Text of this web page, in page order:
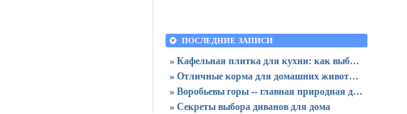
ПОСЛЕДНИЕ ЗАПИСИ
» Кафельная плитка для кухни: как выбрать практичную отделку
» Отличные корма для домашних животных
» Воробьевы горы -- главная природная достопримечательность Москвы
» Секреты выбора диванов для дома